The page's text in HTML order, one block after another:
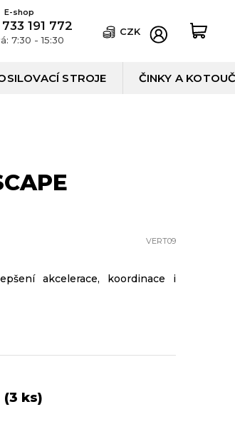
191 772
7:30 - 15:30
CZK
STROJE ČINKY A
VERT09
(3 ks)
akcelerace, koordinace i